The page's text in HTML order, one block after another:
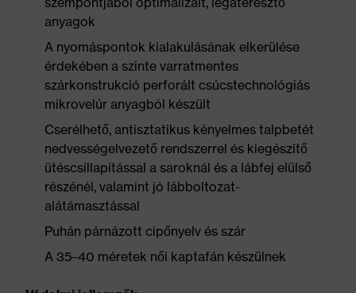
anyagok
A nyomáspontok kialakulásának elkerülése
érdekében a szinte varratmentes
szárkonstrukció perforált csúcstechnológiás
mikrovelúr anyagból készült
Cserélhető, antisztatikus kényelmes talpbetét
nedvességelvezető rendszerrel és kiegészítő
ütéscsillapítással a saroknál és a lábfej elülső
részénél, valamint jó lábboltozat-
alátámasztással
Puhán párnázott cipőnyelv és szár
A 35–40 méretek női kaptafán készülnek